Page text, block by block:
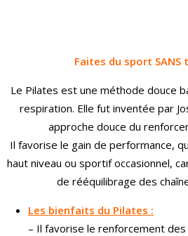
Faites du sport SANS
Le Pilates est une méthode douce
respiration. Elle fut inventée par
approche douce du
Il favorise le gain de performance,
haut niveau ou sportif occasionnel,
de rééquilibrage des
Les bienfaits du Pilates :
– Il favorise le renforcement